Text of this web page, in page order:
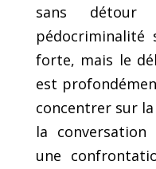
sans
pédocriminalité
forte, mais le
est
concentrer sur
la conversation
une